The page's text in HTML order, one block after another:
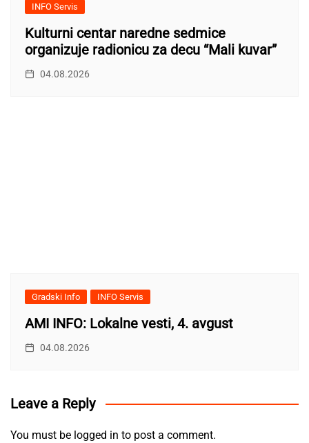
INFO Servis
Kulturni centar naredne sedmice
organizuje radionicu za decu “Mali kuvar”
04.08.2026
Gradski Info INFO Servis
AMI INFO: Lokalne vesti, 4. avgust
04.08.2026
Leave a Reply
You must be logged in to post a comment.